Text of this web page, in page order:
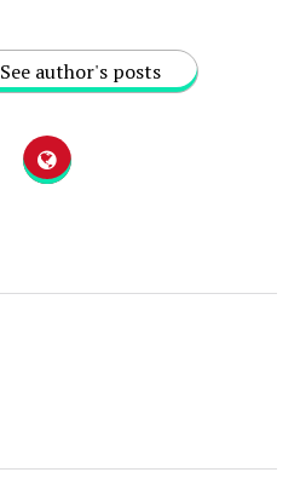
See author's posts